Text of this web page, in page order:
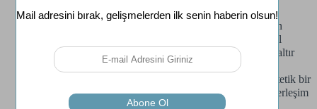
Kompakt Mobilyalar Kullanın: Küçük odaya koltuk
seçerken estetikten önceki ilk hedefiniz, mekânın
ölçeğine uygun tasarımlar seçmektir. Gösterişli ve hantal
mobilyalar, alanı daraltarak hem kullanım konforunu azaltır
hem de görsel kalabalık yaratır. Oysa ki, zarif detaylarla
tamamlanmış, yalın çizgilere sahip bu koltuklar, hem estetik bir
görünüm sunar hem de dar alanlarda nefes aldıran bir yerleşim